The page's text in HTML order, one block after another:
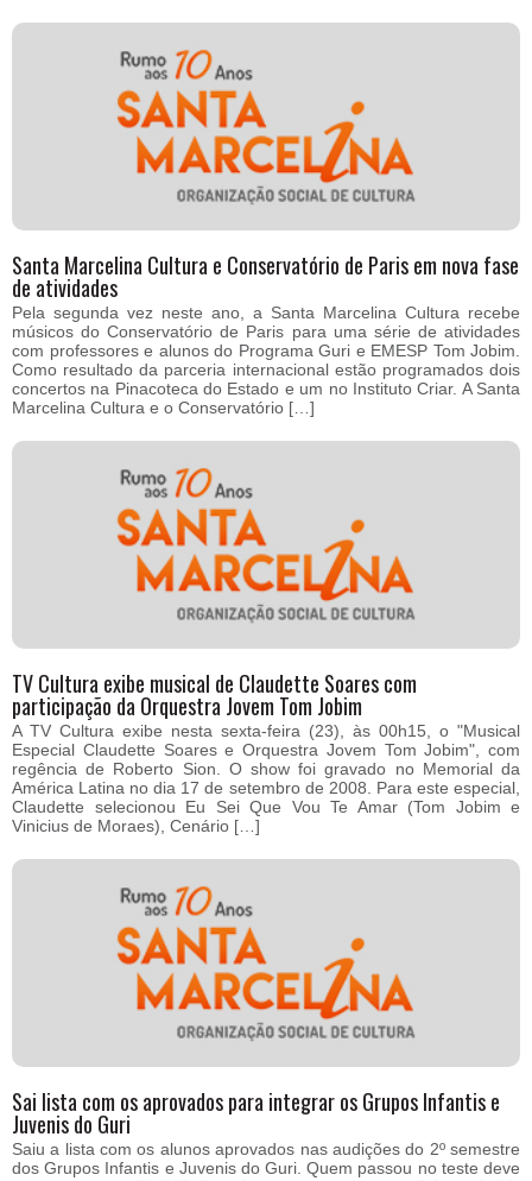
Santa Marcelina Cultura e Conservatório de Paris em nova fase
de atividades
Pela segunda vez neste ano, a Santa Marcelina Cultura recebe
músicos do Conservatório de Paris para uma série de atividades
com professores e alunos do Programa Guri e EMESP Tom Jobim.
Como resultado da parceria internacional estão programados dois
concertos na Pinacoteca do Estado e um no Instituto Criar. A Santa
Marcelina Cultura e o Conservatório […]
TV Cultura exibe musical de Claudette Soares com
participação da Orquestra Jovem Tom Jobim
A TV Cultura exibe nesta sexta-feira (23), às 00h15, o "Musical
Especial Claudette Soares e Orquestra Jovem Tom Jobim", com
regência de Roberto Sion. O show foi gravado no Memorial da
América Latina no dia 17 de setembro de 2008. Para este especial,
Claudette selecionou Eu Sei Que Vou Te Amar (Tom Jobim e
Vinicius de Moraes), Cenário […]
Sai lista com os aprovados para integrar os Grupos Infantis e
Juvenis do Guri
Saiu a lista com os alunos aprovados nas audições do 2º semestre
dos Grupos Infantis e Juvenis do Guri. Quem passou no teste deve